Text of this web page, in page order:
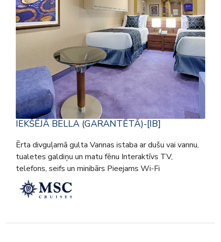
IEKŠĒJĀ BELLA (GARANTĒTĀ)-[IB]
Ērta divguļamā gulta Vannas istaba ar dušu vai vannu,
tualetes galdiņu un matu fēnu Interaktīvs TV,
telefons, seifs un minibārs Pieejams Wi-Fi